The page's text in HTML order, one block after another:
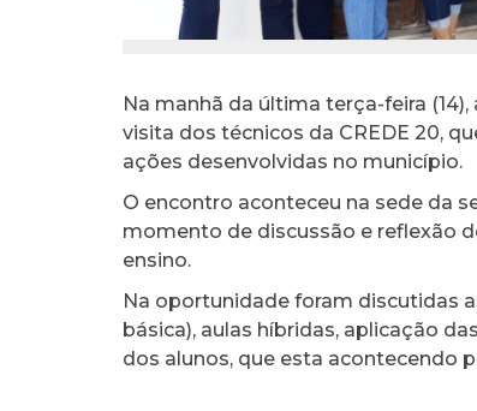
Na manhã da última terça-feira
visita dos técnicos da CREDE 20,
ações desenvolvidas no município.
O encontro aconteceu na sede da
momento de discussão e reflexão
ensino.
Na oportunidade foram discutidas
básica), aulas híbridas, aplicação
dos alunos, que esta acontecendo